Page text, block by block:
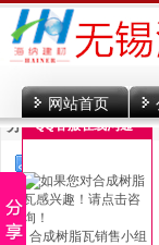
网站首页
分享到
新浪微博
微信
QQ客服在线沟通
合成树脂瓦销售小组